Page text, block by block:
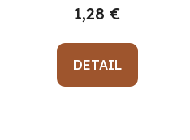
1,28 €
DETAIL